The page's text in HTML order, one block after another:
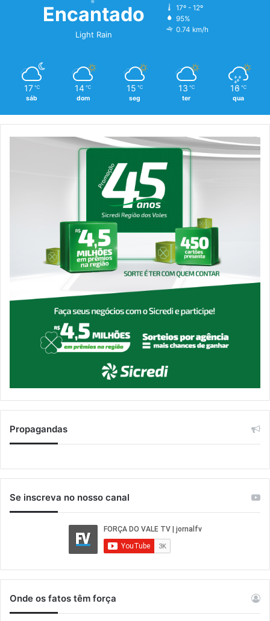
Encantado
Light Rain
17º - 12º
95%
0.74 km/h
17 ℃
sáb
14 ℃
dom
15 ℃
seg
13 ℃
ter
16 ℃
qua
Propagandas
Se inscreva no nosso canal
Onde os fatos têm força